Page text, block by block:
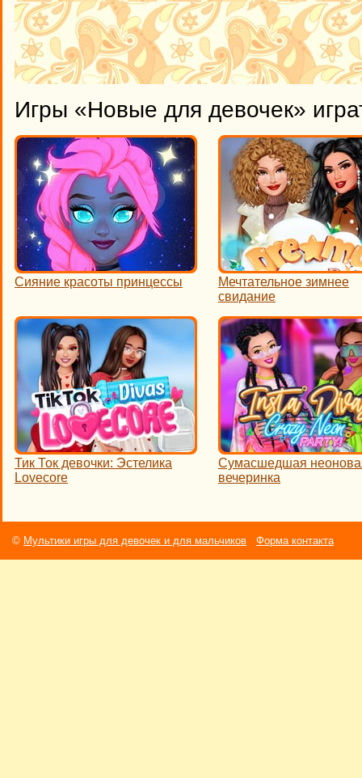
Игры «Новые для девочек»
Сияние красоты принцессы
Мечтательное зимнее
свидание
Тик Ток девочки: Эстелика
Lovecore
Сумасшедшая
вечеринка
© Мультики игры для девочек и для мальчиков Форма контакта